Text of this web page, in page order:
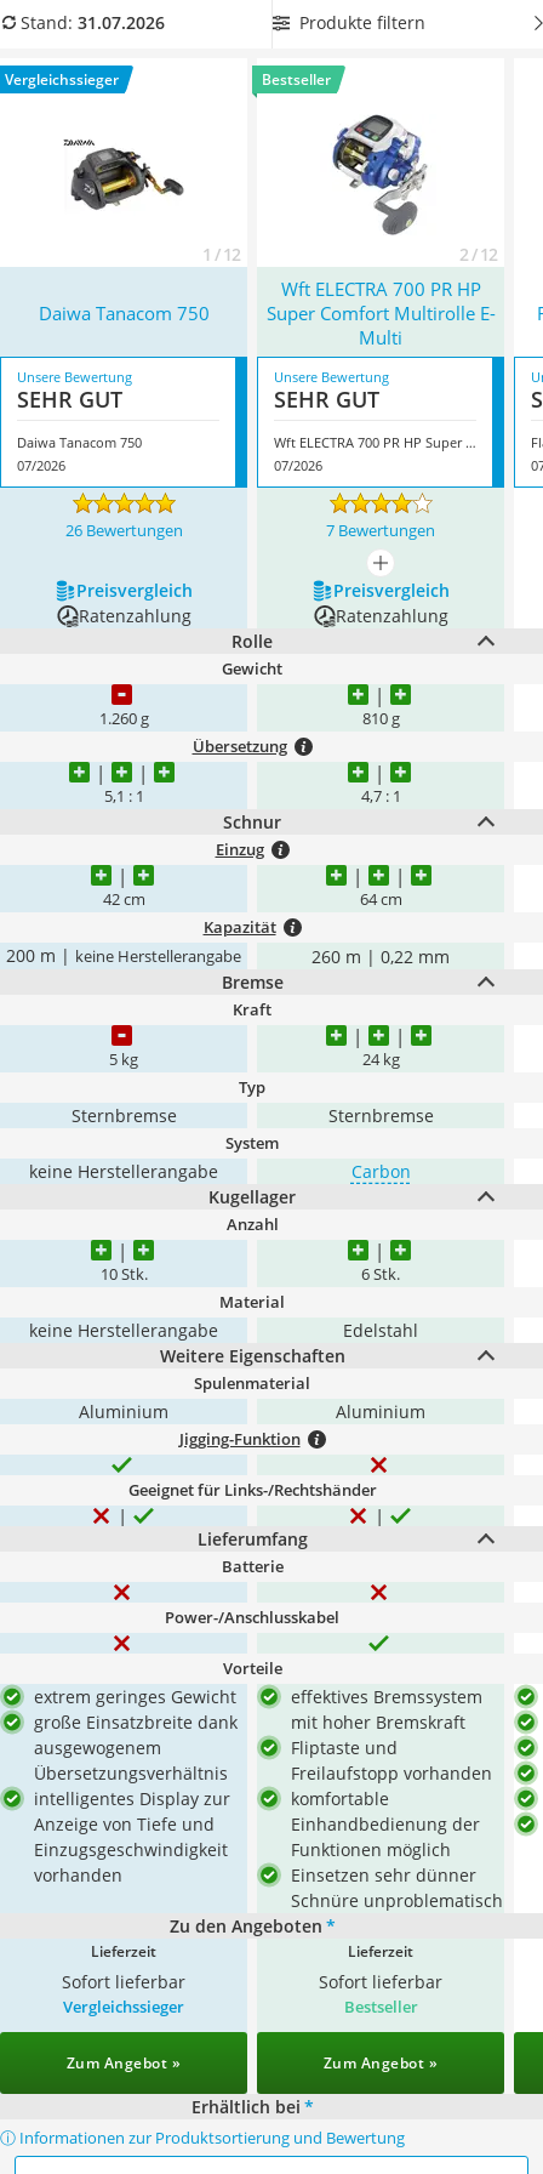
Handgepäck-Koffer
Wanderschuhe Herren
Sicherheitsweste Reiten
Game Fishing, als äußerst hilfreich und praktikabel erwiesen.
Ihnen dennoch nicht zu schwer in der Hand liegt
wählen Sie jetzt ein passendes Modell aus unserem
Vergleich. Überzeugt hat uns hier im Juli 2026 besonders das
ModellDaiwa Tanacom 750 mit seinen Eigenschaften.
Stand: 31.07.2026 Produkte filtern
Vergleichssieger
1 / 12
Bestseller
2 / 12
Daiwa Tanacom 750
Wft ELECTRA 700 PR HP
Super Comfort Multirolle E-
Multi
Unsere Bewertung
SEHR GUT
Daiwa Tanacom 750
07/2026
Unsere Bewertung
SEHR GUT
Wft ELECTRA 700 PR HP Super Comfort Multirolle E-Multi
07/2026
26 Bewertungen 7 Bewertungen
mehr anzeigen
Preis­vergleich
Preis­vergleich
Ratenzahlung
Ratenzahlung
Rolle
Gewicht
1.260 g 810 g
Übersetzung
5,1 : 1 4,7 : 1
Schnur
Einzug
42 cm 64 cm
Kapazität
200 m | keine Herstellerangabe
260 m | 0,22 mm
Bremse
Kraft
5 kg 24 kg
Typ
Sternbremse Sternbremse
System
keine Herstellerangabe
Carbon
Kugellager
Anzahl
10 Stk. 6 Stk.
Material
keine Herstellerangabe
Edelstahl
Weitere Eigenschaften
Spulenmaterial
Aluminium Aluminium
Jigging-Funktion
Geeignet für Links-/Rechtshänder
Lieferumfang
Batterie
Power-/Anschlusskabel
Vorteile
extrem geringes Gewicht
große Einsatzbreite dank
ausgewogenem
Übersetzungsverhältnis
intelligentes Display zur
Anzeige von Tiefe und
Einzugsgeschwindigkeit
vorhanden
effektives Bremssystem
mit hoher Bremskraft
Fliptaste und
Freilaufstopp vorhanden
komfortable
Einhandbedienung der
Funktionen möglich
Einsetzen sehr dünner
Schnüre unproblematisch
Zu den Angeboten *
Lieferzeit
Sofort lieferbar
Lieferzeit
Sofort lieferbar
Vergleichssieger
Zum Angebot »
Bestseller
Zum Angebot »
Erhältlich bei *
ⓘ Informationen zur Produktsortierung und Bewertung